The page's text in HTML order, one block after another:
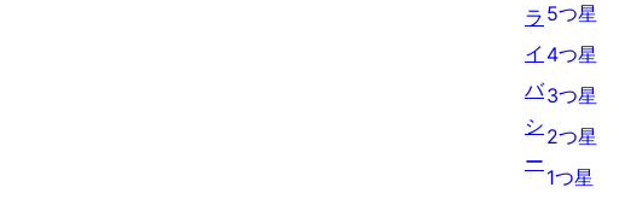
1
5-
星
レ
ビ
5つ星
4-
星
レ
4つ星
0
3-
星
3つ星
2-
2つ星
1つ星
ラ
イ
バ
シ
ー